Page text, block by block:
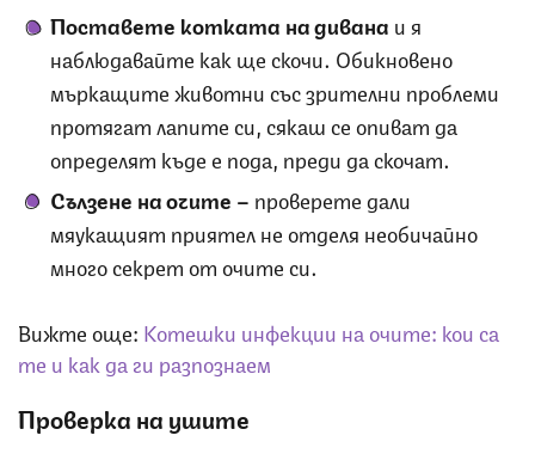
Поставете котката на дивана и я
наблюдавайте как ще скочи. Обикновено
мъркащите животни със зрителни проблеми
протягат лапите си, сякаш се опиват да
определят къде е пода, преди да скочат.
Сълзене на очите – проверете дали
мяукащият приятел не отделя необичайно
много секрет от очите си.
Вижте още: Котешки инфекции на очите: кои са
те и как да ги разпознаем
Проверка на ушите